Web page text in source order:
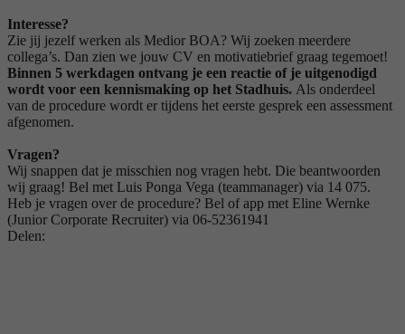
Interesse?
Zie jij jezelf werken als Medior BOA? Wij zoeken meerdere
collega’s. Dan zien we jouw CV en motivatiebrief graag tegemoet!
Binnen 5 werkdagen ontvang je een reactie of je uitgenodigd
wordt voor een kennismaking op het Stadhuis. Als onderdeel
van de procedure wordt er tijdens het eerste gesprek een assessment
afgenomen.
Vragen?
Wij snappen dat je misschien nog vragen hebt. Die beantwoorden
wij graag! Bel met Luis Ponga Vega (teammanager) via 14 075.
Heb je vragen over de procedure? Bel of app met Eline Wernke
(Junior Corporate Recruiter) via 06-52361941
Delen: